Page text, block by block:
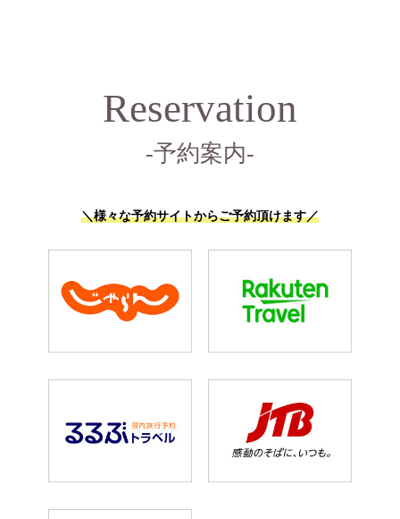
Reservation
-予約案内-
＼様々な予約サイトからご予約頂けます／